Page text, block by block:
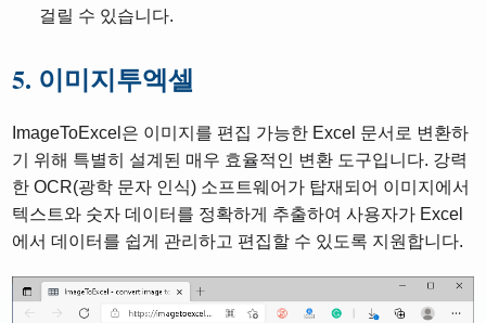
걸릴 수 있습니다.
5. 이미지투엑셀
ImageToExcel은 이미지를 편집 가능한 Excel 문서로 변환하
기 위해 특별히 설계된 매우 효율적인 변환 도구입니다. 강력
한 OCR(광학 문자 인식) 소프트웨어가 탑재되어 이미지에서
텍스트와 숫자 데이터를 정확하게 추출하여 사용자가 Excel
에서 데이터를 쉽게 관리하고 편집할 수 있도록 지원합니다.